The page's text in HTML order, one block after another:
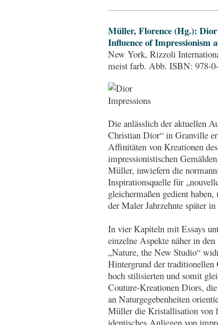
Müller, Florence (Hg.):
Influence of Impressionism
New York, Rizzoli
meist farb. Abb. ISBN: 978-
Die anlässlich der aktuellen
Christian Dior“ in Granville
Affinitäten von Kreationen
impressionistischen
Müller, inwiefern die
Inspirationsquelle für
gleichermaßen gedient
der Maler Jahrzehnte später
In vier Kapiteln mit Essays
einzelne Aspekte näher in
„Nature, the New Studio“
Hintergrund der traditionellen
hoch stilisierten und somit
Couture-Kreationen Diors,
an Naturgegebenheiten
Müller die Kristallisation von
identisches Anliegen von